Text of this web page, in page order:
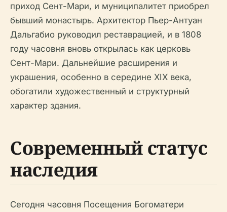
приход Сент-Мари, и муниципалитет приобрел
бывший монастырь. Архитектор Пьер-Антуан
Дальгабио руководил реставрацией, и в 1808
году часовня вновь открылась как церковь
Сент-Мари. Дальнейшие расширения и
украшения, особенно в середине XIX века,
обогатили художественный и структурный
характер здания.
Современный статус
наследия
Сегодня часовня Посещения Богоматери